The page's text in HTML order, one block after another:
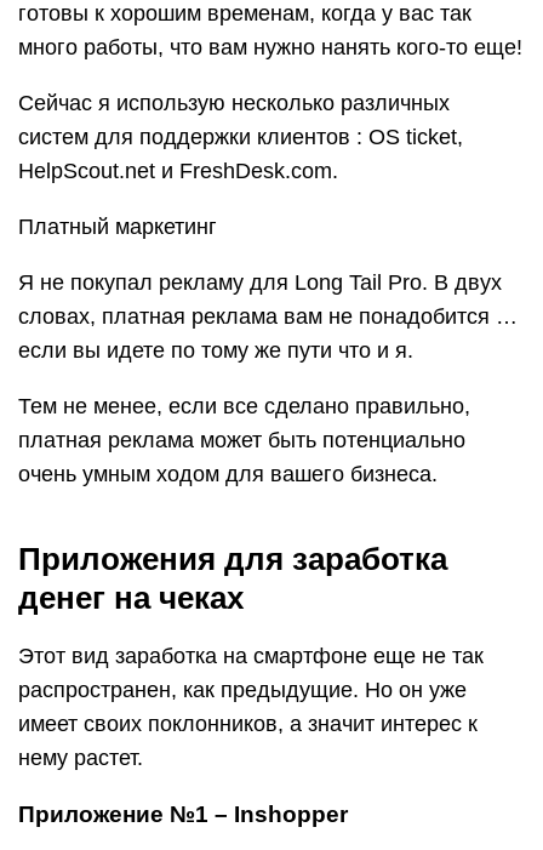
готовы к хорошим временам, когда у вас так
много работы, что вам нужно нанять кого-то еще!
Сейчас я использую несколько различных
систем для поддержки клиентов : OS ticket,
HelpScout.net и FreshDesk.com.
Платный маркетинг
Я не покупал рекламу для Long Tail Pro. В двух
словах, платная реклама вам не понадобится …
если вы идете по тому же пути что и я.
Тем не менее, если все сделано правильно,
платная реклама может быть потенциально
очень умным ходом для вашего бизнеса.
Приложения для заработка
денег на чеках
Этот вид заработка на смартфоне еще не так
распространен, как предыдущие. Но он уже
имеет своих поклонников, а значит интерес к
нему растет.
Приложение №1 – Inshopper